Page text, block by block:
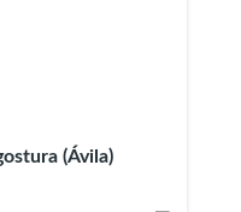
(Ávila)